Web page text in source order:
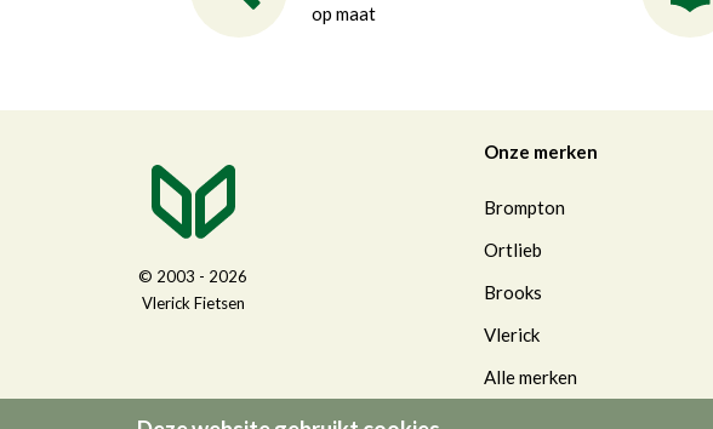
op maat
© 2003 - 2026
Vlerick Fietsen
Onze merken
Brompton
Ortlieb
Brooks
Vlerick
Alle merken